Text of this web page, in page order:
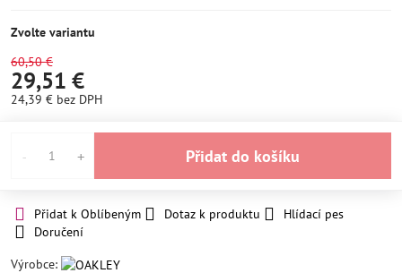
Zvolte variantu
60,50 €
29,51 €
24,39 € bez DPH
Přidat do košíku
Přidat k Oblíbeným Dotaz k produktu
Hlídací pes
Doručení
Výrobce: